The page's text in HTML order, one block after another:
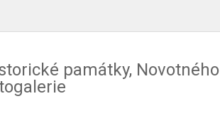
památky, Novotného